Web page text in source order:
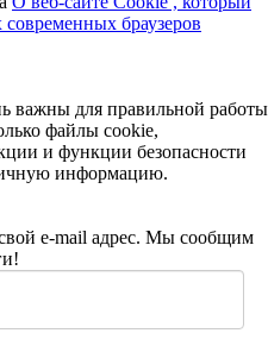
современных браузеров
важны для правильной работы
файлы cookie,
и функции безопасности
информацию.
e-mail адрес. Мы сообщим